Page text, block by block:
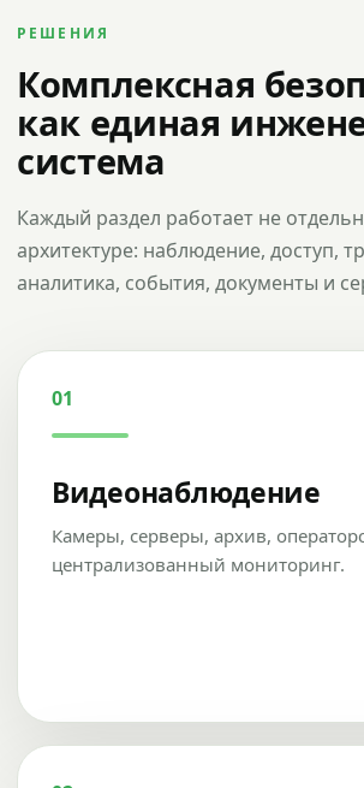
РЕШЕНИЯ
Комплексная
как единая
система
Каждый раздел работает не
архитектуре: наблюдение, доступ,
аналитика, события, документы и
01
Видеонаблюдение
Камеры, серверы, архив,
централизованный мониторинг.